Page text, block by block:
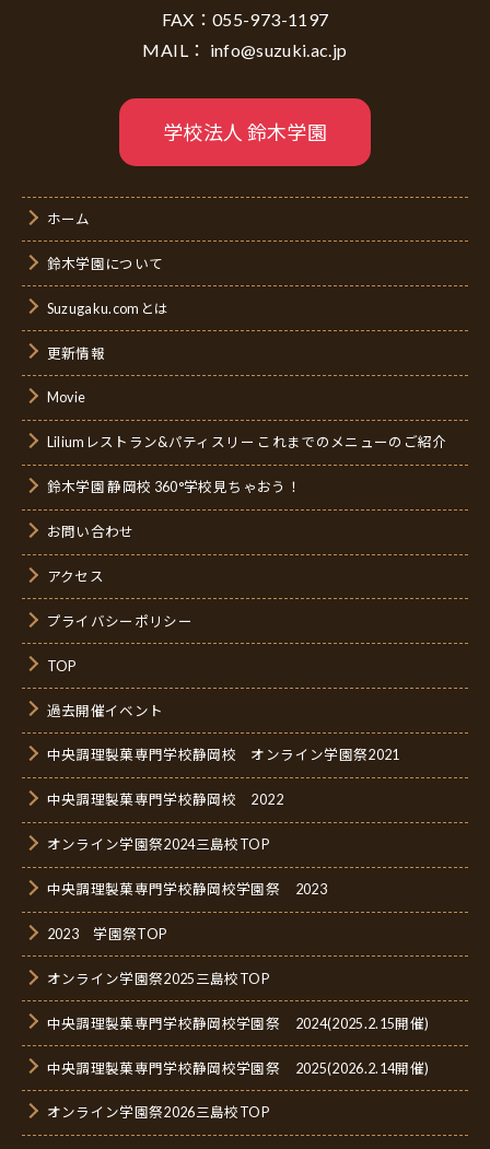
FAX：055-973-1197
MAIL： info@suzuki.ac.jp
学校法人 鈴木学園
ホーム
鈴木学園について
Suzugaku.comとは
更新情報
Movie
Liliumレストラン&パティスリー これまでのメニューのご紹介
鈴木学園 静岡校 360°学校見ちゃおう！
お問い合わせ
アクセス
プライバシーポリシー
TOP
過去開催イベント
中央調理製菓専門学校静岡校 オンライン学園祭2021
中央調理製菓専門学校静岡校 2022
オンライン学園祭2024三島校TOP
中央調理製菓専門学校静岡校学園祭 2023
2023 学園祭TOP
オンライン学園祭2025三島校TOP
中央調理製菓専門学校静岡校学園祭 2024(2025.2.15開催)
中央調理製菓専門学校静岡校学園祭 2025(2026.2.14開催)
オンライン学園祭2026三島校TOP